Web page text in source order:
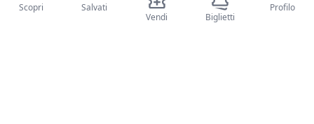
Creator Program
Scopri
Salvati
Vendi
Biglietti
Profilo